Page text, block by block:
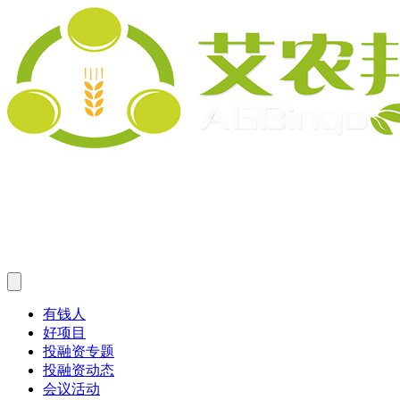
有钱人
好项目
投融资专题
投融资动态
会议活动